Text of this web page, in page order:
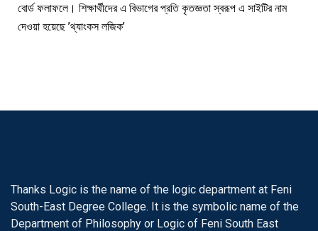
বোর্ড ফলাফলে। শিক্ষার্থীদের এ বিভাগের প্রতি কৃতজ্ঞতা স্বরূপ এ সাইটির নাম
দেওয়া হয়েছে ’থ্যাংকস লজিক’
Thanks Logic is the name of the logic department at Feni
South-East Degree College. It is the symbolic name of the
Department of Philosophy or Logic of Feni South East